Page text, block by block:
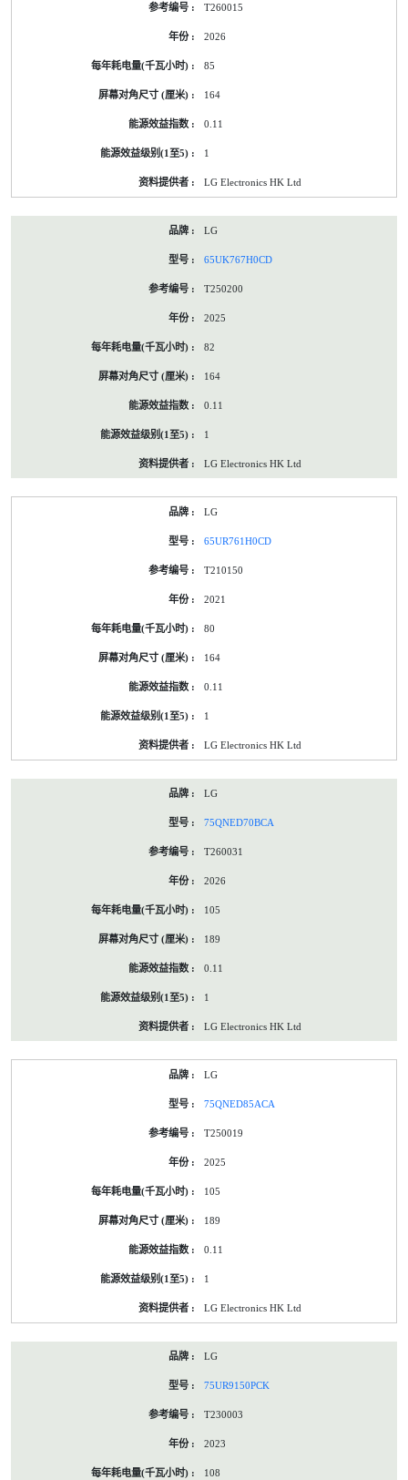
T260015
2026
85
164
0.11
1
LG Electronics HK Ltd
LG
65UK767H0CD
T250200
2025
82
164
0.11
1
LG Electronics HK Ltd
LG
65UR761H0CD
T210150
2021
80
164
0.11
1
LG Electronics HK Ltd
LG
75QNED70BCA
T260031
2026
105
189
0.11
1
LG Electronics HK Ltd
LG
75QNED85ACA
T250019
2025
105
189
0.11
1
LG Electronics HK Ltd
LG
75UR9150PCK
T230003
2023
108